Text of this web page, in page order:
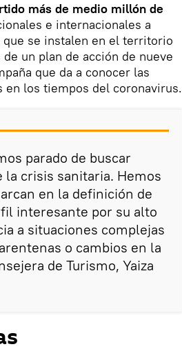
más de medio millón de
e internacionales a
que se instalen en el territorio
un plan de acción de nueve
que da a conocer las
en los tiempos del coronavirus.
parado de buscar
la crisis sanitaria. Hemos
en la definición de
interesante por su alto
a situaciones complejas
o cambios en la
de Turismo, Yaiza